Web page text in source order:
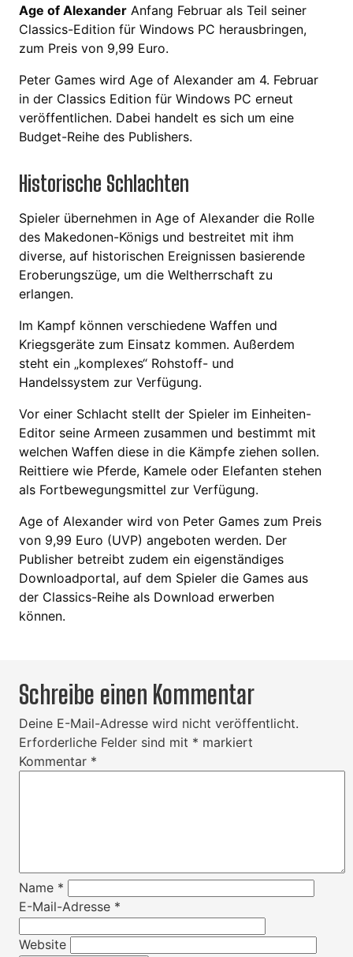
Age of Alexander Anfang Februar als Teil seiner
Classics-Edition für Windows PC herausbringen,
zum Preis von 9,99 Euro.
Peter Games wird Age of Alexander am 4. Februar
in der Classics Edition für Windows PC erneut
veröffentlichen. Dabei handelt es sich um eine
Budget-Reihe des Publishers.
Historische Schlachten
Spieler übernehmen in Age of Alexander die Rolle
des Makedonen-Königs und bestreitet mit ihm
diverse, auf historischen Ereignissen basierende
Eroberungszüge, um die Weltherrschaft zu
erlangen.
Im Kampf können verschiedene Waffen und
Kriegsgeräte zum Einsatz kommen. Außerdem
steht ein „komplexes“ Rohstoff- und
Handelssystem zur Verfügung.
Vor einer Schlacht stellt der Spieler im Einheiten-
Editor seine Armeen zusammen und bestimmt mit
welchen Waffen diese in die Kämpfe ziehen sollen.
Reittiere wie Pferde, Kamele oder Elefanten stehen
als Fortbewegungsmittel zur Verfügung.
Age of Alexander wird von Peter Games zum Preis
von 9,99 Euro (UVP) angeboten werden. Der
Publisher betreibt zudem ein eigenständiges
Downloadportal, auf dem Spieler die Games aus
der Classics-Reihe als Download erwerben
können.
Schreibe einen Kommentar
Deine E-Mail-Adresse wird nicht veröffentlicht.
Erforderliche Felder sind mit * markiert
Kommentar *
Name *
E-Mail-Adresse *
Website